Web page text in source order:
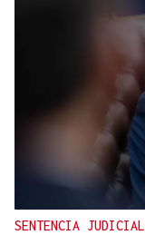
SENTENCIA JUDICIAL